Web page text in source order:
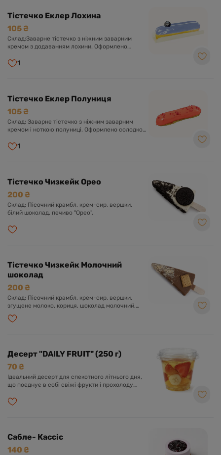
Тістечко Еклер Лохина
105 ₴
Склад:Заварне тістечко з ніжним заварним
кремом з додаванням лохини. Оформлено
1
Тістечко Еклер Полуниця
105 ₴
Склад: Заварне тістечко з ніжним заварним
кремом і ноткою полуниці. Оформлено солодкою
1
Тістечко Чизкейк Орео
200 ₴
Склад: Пісочний крамбл, крем-сир, вершки,
білий шоколад, печиво "Орео".
Тістечко Чизкейк Молочний
шоколад
200 ₴
Склад: Пісочний крамбл, крем-сир, вершки,
згущене молоко, кориця, шоколад молочний,
шоколад чорний.
Десерт "DAILY FRUIT" (250 г)
70 ₴
Ідеальний десерт для спекотного літнього дня,
що поєднує в собі свіжі фрукти і прохолоду
Сабле- Кассіс
140 ₴